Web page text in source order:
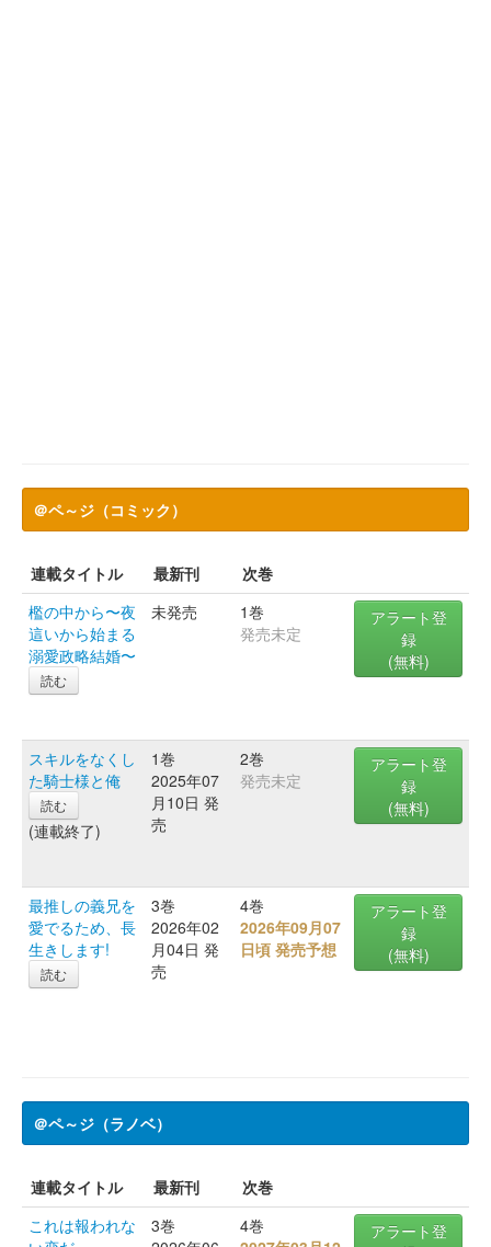
＠ペ～ジ（コミック）
連載タイトル 最新刊
次巻
檻の中から〜夜
這いから始まる
溺愛政略結婚〜
読む
未発売
1巻
発売未定
アラート登
録
(無料)
スキルをなくし
た騎士様と俺
読む
(連載終了)
1巻
2025年07
月10日 発
売
2巻
発売未定
アラート登
録
(無料)
最推しの義兄を
愛でるため、長
生きします!
読む
3巻
2026年02
月04日 発
売
4巻
2026年09月07
日頃 発売予想
アラート登
録
(無料)
＠ペ～ジ（ラノベ）
連載タイトル 最新刊
次巻
これは報われな
3巻
4巻
アラート登